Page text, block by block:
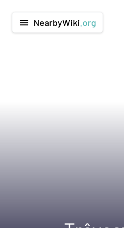
menu NearbyWiki .org